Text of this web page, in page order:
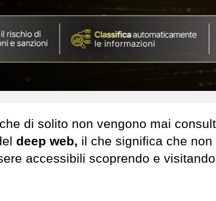
di solito non vengono mai
deep web, il che significa che
accessibili scoprendo e